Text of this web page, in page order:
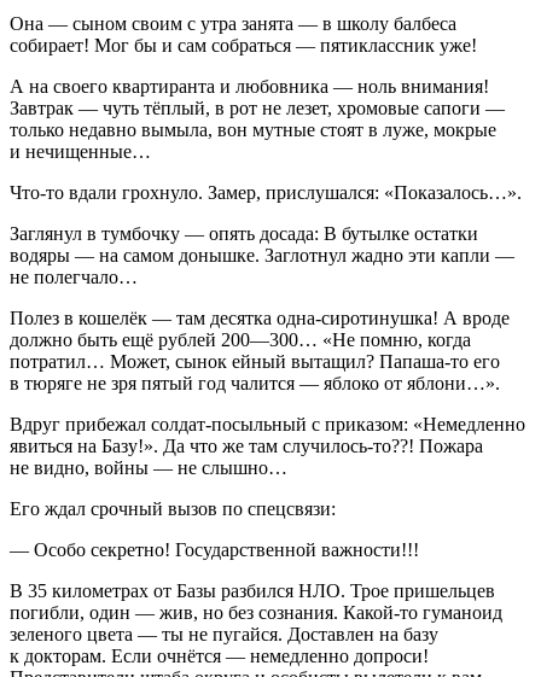
Она — сыном своим с утра занята — в школу балбеса
собирает! Мог бы и сам собраться — пятиклассник уже!
А на своего квартиранта и любовника — ноль внимания!
Завтрак — чуть тёплый, в рот не лезет, хромовые сапоги —
только недавно вымыла, вон мутные стоят в луже, мокрые
и нечищенные…
Что-то вдали грохнуло. Замер, прислушался: «Показалось…».
Заглянул в тумбочку — опять досада: В бутылке остатки
водяры — на самом донышке. Заглотнул жадно эти капли —
не полегчало…
Полез в кошелёк — там десятка одна-сиротинушка! А вроде
должно быть ещё рублей 200—300… «Не помню, когда
потратил… Может, сынок ейный вытащил? Папаша-то его
в тюряге не зря пятый год чалится — яблоко от яблони…».
Вдруг прибежал солдат-посыльный с приказом: «Немедленно
явиться на Базу!». Да что же там случилось-то??! Пожара
не видно, войны — не слышно…
Его ждал срочный вызов по спецсвязи:
— Особо секретно! Государственной важности!!!
В 35 километрах от Базы разбился НЛО. Трое пришельцев
погибли, один — жив, но без сознания. Какой-то гуманоид
зеленого цвета — ты не пугайся. Доставлен на базу
к докторам. Если очнётся — немедленно допроси!